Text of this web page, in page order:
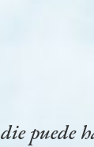
puede